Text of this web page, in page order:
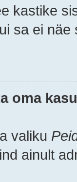
kastike
sa ei
oma
valiku
ainult